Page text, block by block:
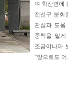
며 학산면에
전선구 분회
관심과 도움
중책을 맡
조금이나마
“앞으로도